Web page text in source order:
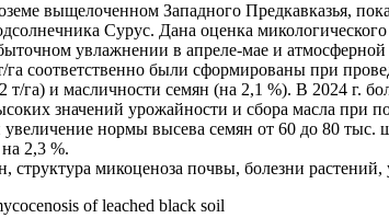
выщелоченном Западного Предкавказья,
Сурус. Дана оценка
увлажнении в апреле-мае и
соответственно были сформированы при
га) и масличности семян (на 2,1 %). В 2024 г.
значений урожайности и сбора масла при
нормы высева семян от 60 до 80 тыс.
2,3 %.
микоценоза почвы, болезни
of leached black soil